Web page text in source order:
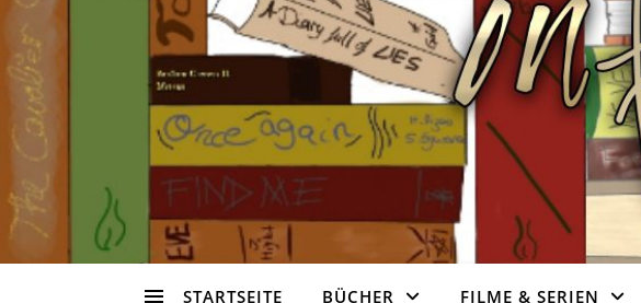
STARTSEITE BÜCHER FILME & SERIEN